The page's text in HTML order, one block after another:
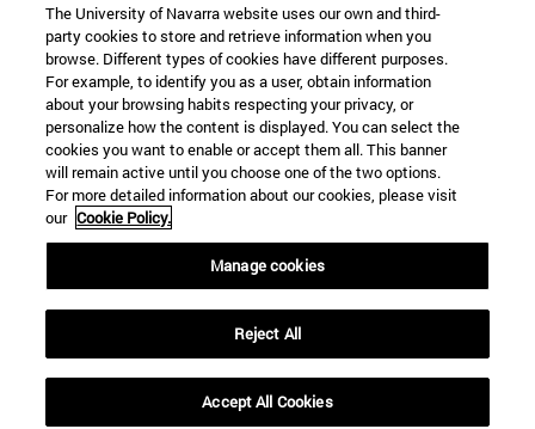
The University of Navarra website uses our own and third-
party cookies to store and retrieve information when you
browse. Different types of cookies have different purposes.
For example, to identify you as a user, obtain information
about your browsing habits respecting your privacy, or
personalize how the content is displayed. You can select the
cookies you want to enable or accept them all. This banner
will remain active until you choose one of the two options.
For more detailed information about our cookies, please visit
our Cookie Policy.
Manage cookies
Reject All
Accept All Cookies